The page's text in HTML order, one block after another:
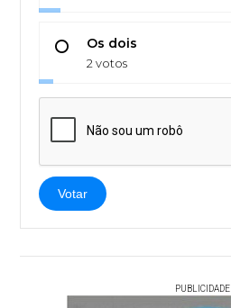
Os dois
2 votos
Votar
PUBLICIDADE